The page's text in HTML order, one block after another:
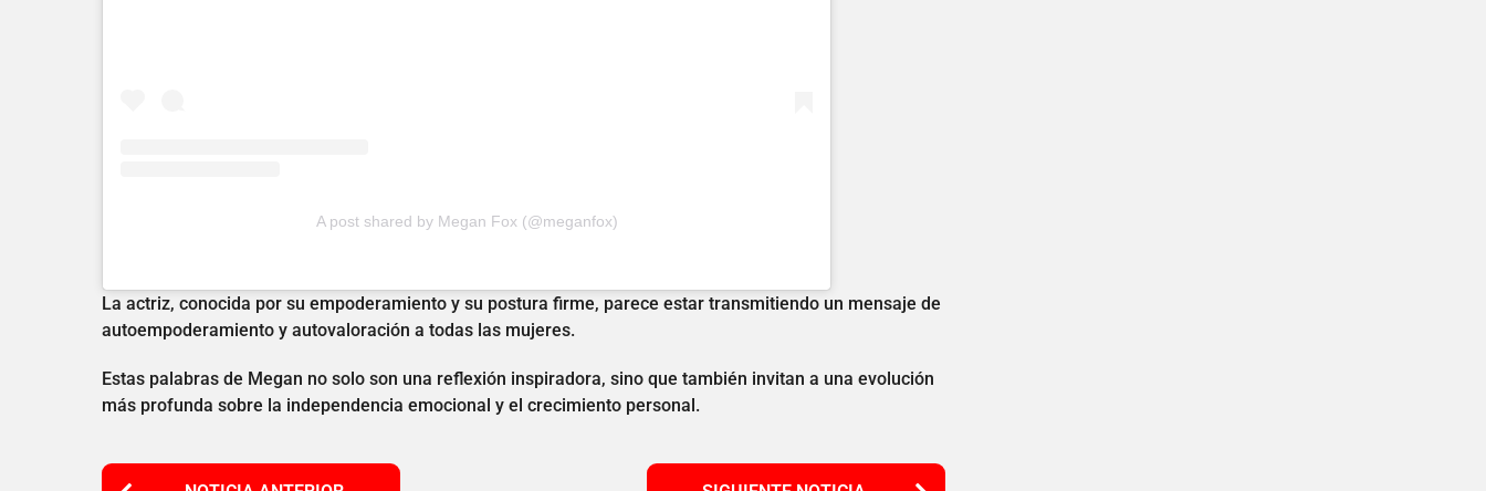
A post shared by Megan Fox (@meganfox)
La actriz, conocida por su empoderamiento y su postura firme, parece estar transmitiendo un mensaje de
autoempoderamiento y autovaloración a todas las mujeres.
Estas palabras de Megan no solo son una reflexión inspiradora, sino que también invitan a una evolución
más profunda sobre la independencia emocional y el crecimiento personal.
P